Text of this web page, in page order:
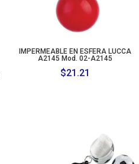
IMPERMEABLE EN ESFERA LUCCA
A2145 Mod. 02-A2145
$21.21